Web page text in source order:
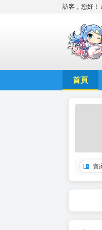
訪客，您好！
首頁
賣